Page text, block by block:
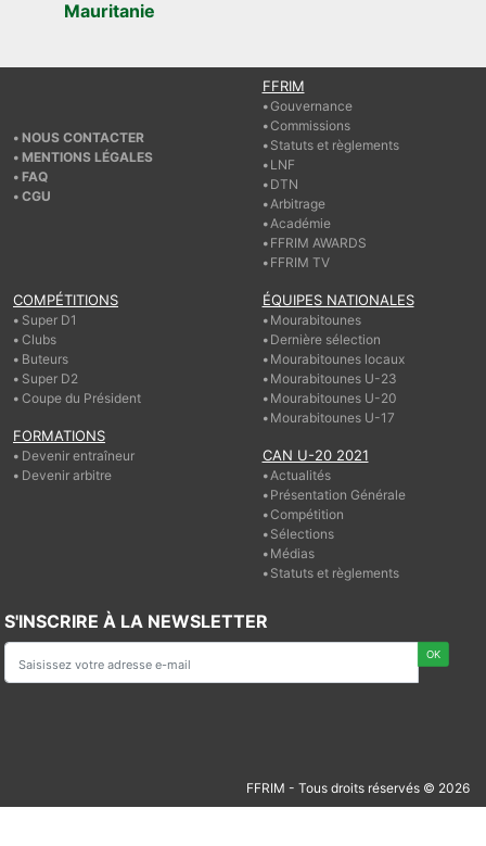
NOUS CONTACTER
MENTIONS LÉGALES
FAQ
CGU
FFRIM
Gouvernance
Commissions
Statuts et règlements
LNF
DTN
Arbitrage
Académie
FFRIM AWARDS
FFRIM TV
COMPÉTITIONS
Super D1
Clubs
Buteurs
Super D2
Coupe du Président
FORMATIONS
Devenir entraîneur
Devenir arbitre
ÉQUIPES NATIONALES
Mourabitounes
Dernière sélection
Mourabitounes locaux
Mourabitounes U-23
Mourabitounes U-20
Mourabitounes U-17
CAN U-20 2021
Actualités
Présentation Générale
Compétition
Sélections
Médias
Statuts et règlements
S'INSCRIRE À LA NEWSLETTER
FFRIM - Tous droits réservés © 2026